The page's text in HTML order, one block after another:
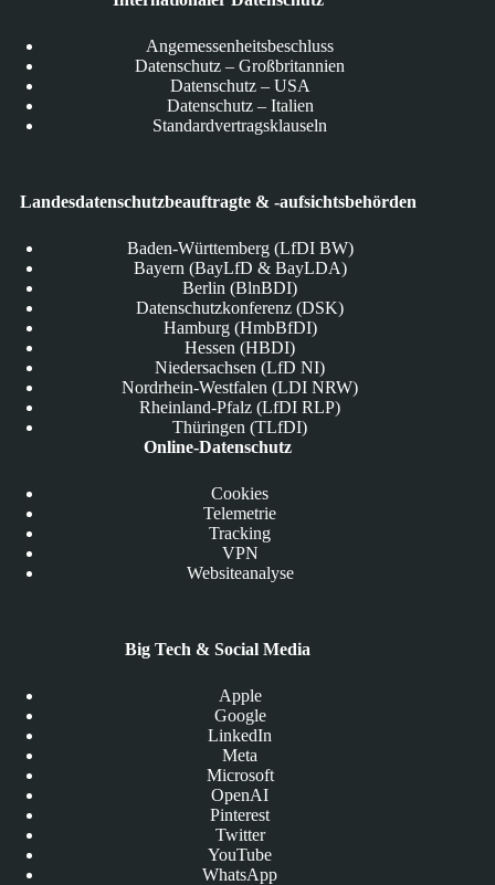
Angemessenheitsbeschluss
Datenschutz – Großbritannien
Datenschutz – USA
Datenschutz – Italien
Standardvertragsklauseln
Landesdatenschutzbeauftragte & -aufsichtsbehörden
Baden-Württemberg (LfDI BW)
Bayern (BayLfD & BayLDA)
Berlin (BlnBDI)
Datenschutzkonferenz (DSK)
Hamburg (HmbBfDI)
Hessen (HBDI)
Niedersachsen (LfD NI)
Nordrhein-Westfalen (LDI NRW)
Rheinland-Pfalz (LfDI RLP)
Thüringen (TLfDI)
Online-Datenschutz
Cookies
Telemetrie
Tracking
VPN
Websiteanalyse
Big Tech & Social Media
Apple
Google
LinkedIn
Meta
Microsoft
OpenAI
Pinterest
Twitter
YouTube
WhatsApp